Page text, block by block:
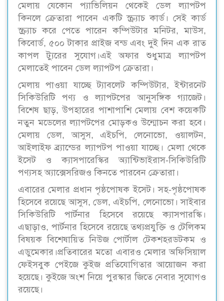
মেলায় যেকোন প্যাভিলিয়ন থেকেই ডেল ল্যাপটপ
কিনলে ক্রেতারা পাবেন একটি স্ক্র্যাচ কার্ড। সেই কার্ড
স্ক্র্যাচ করে পেতে পারেন কম্পিউটার মনিটর, মাউস,
কিবোর্ড, ৫০০ টাকার প্রাইজ বন্ড এবং দুই দিন এক রাত
কাপল ট্যুরের সুযোগ।এই অফার শুধুমাত্র ল্যাপটপ
মেলাতেই পাবেন ডেল ল্যাপটপ ক্রেতারা।
মেলায় পাওয়া যাচ্ছে ট্যাবলেট কম্পিউটার, ইন্টারনেট
সিকিউরিটি পণ্য ও ল্যাপটপের আনুসঙ্গিক গ্যাজেট।
বিশেষ ছাড়, উপহারের পাশাপাশি মেলায় বেশ কয়েকটি
নতুন মডেলের ল্যাপটপের মোড়কও উন্মোচন করা হবে।
মেলায় ডেল, আসুস, এইচপি, লেনোভো, ওয়ালটন,
আইলাইফ ব্র্যান্ডের ল্যাপটপ পাওয়া যাচ্ছে। মেলা থেকে
ইসেট ও ক্যাসপারেস্কির অ্যান্টিভাইরাস-সিকিউরিটি
পণ্যসহ অ্যাক্সেসরিজও কিনতে পারবেন ক্রেতারা।
এবারের মেলার প্রধান পৃষ্ঠপোষক ইসেট। সহ-পৃষ্ঠপোষক
হিসেবে রয়েছে আসুস, ডেল, এইচপি, লেনোভো। সাইবার
সিকিউরিটি পার্টনার হিসেবে রয়েছে ক্যাসপারস্কি।
এছাড়াও, পার্টনার হিসেবে রয়েছে তথ্যপ্রযুক্তি ও টেলিকম
বিষয়ক বিশেষায়িত নিউজ পোর্টাল টেকশহরডটকম ও
এডুমেকার।প্রতিবারের মতো এবারও মেলার অফিসিয়াল
ফেইসবুক পেইজে কুইজ প্রতিযোগিতার আয়োজন করা
হয়েছে। কুইজে অংশ নিয়ে পুরস্কার জিতে নেবার সুযোগও
রয়েছে।